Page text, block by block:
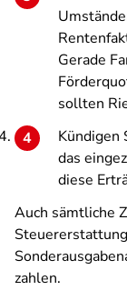
Gerade
sollten
Kündigen
das
diese
Auch sämtliche
zahlen.